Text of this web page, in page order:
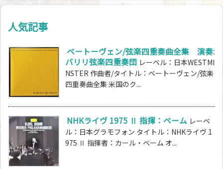
人気記事
ベートーヴェン/弦楽四重奏曲全集 演奏:
バリリ弦楽四重奏団 レーベル：日本WESTMI
NSTER 作曲者/タイトル：ベートーヴェン/弦楽
四重奏曲全集 米国のク...
NHKライヴ 1975 Ⅱ 指揮：ベーム レーベ
ル：日本グラモフォン タイトル：NHKライヴ 1
975 Ⅱ 指揮者：カール・ベーム オ...